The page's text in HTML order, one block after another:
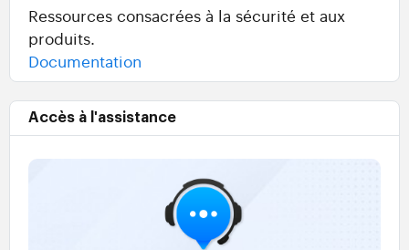
Ressources consacrées à la sécurité et aux
produits.
Documentation
Accès à l'assistance